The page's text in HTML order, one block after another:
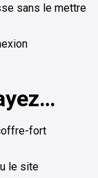
sans le mettre
fort
le site